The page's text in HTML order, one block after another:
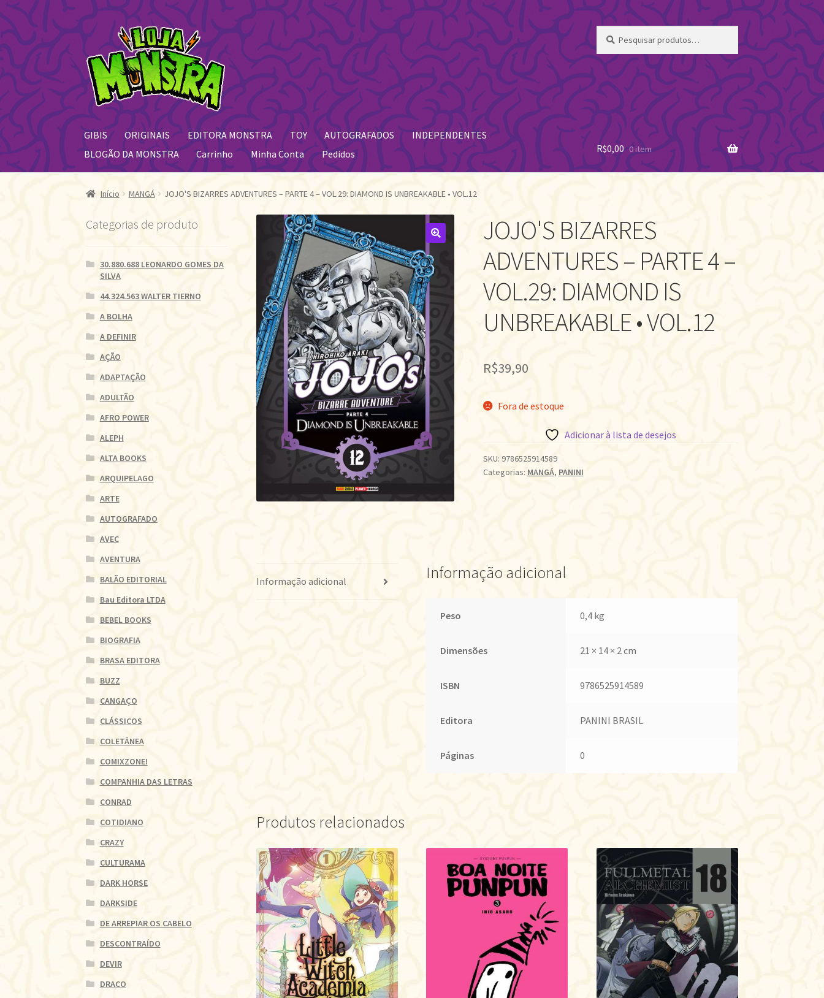
Pular
para
navegação
Pular
para
o
conteúdo
por:
GIBIS ORIGINAIS EDITORA MONSTRA TOY AUTOGRAFADOS
INDEPENDENTES
BLOGÃO DA MONSTRA
Carrinho Minha Conta Pedidos R$0,00 0 item
Início MANGÁ JOJO'S BIZARRES ADVENTURES – PARTE 4 – VOL.29: DIAMOND IS UNBREAKABLE • VOL.12
JOJO'S BIZARRES
ADVENTURES – PARTE 4 –
VOL.29: DIAMOND IS
UNBREAKABLE • VOL.12
R$39,90
Fora de estoque
Adicionar à lista de desejos
SKU: 9786525914589
Categorias: MANGÁ, PANINI
Informação adicional Informação adicional
Peso 0,4 kg
Dimensões 21 × 14 × 2 cm
ISBN 9786525914589
Editora PANINI BRASIL
Páginas 0
Produtos relacionados
Categorias de produto
30.880.688 LEONARDO GOMES DA
SILVA
44.324.563 WALTER TIERNO
A BOLHA
A DEFINIR
AÇÃO
ADAPTAÇÃO
ADULTÃO
AFRO POWER
ALEPH
ALTA BOOKS
ARQUIPELAGO
ARTE
AUTOGRAFADO
AVEC
AVENTURA
BALÃO EDITORIAL
Bau Editora LTDA
BEBEL BOOKS
BIOGRAFIA
BRASA EDITORA
BUZZ
CANGAÇO
CLÁSSICOS
COLETÂNEA
COMIXZONE!
COMPANHIA DAS LETRAS
CONRAD
COTIDIANO
CRAZY
CULTURAMA
DARK HORSE
DARKSIDE
DE ARREPIAR OS CABELO
DESCONTRAÍDO
DEVIR
DRACO